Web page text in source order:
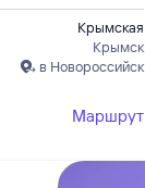
Крымская
Крымск
в Новороссийск
Маршрут